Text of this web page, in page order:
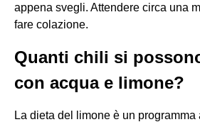
appena svegli. Attendere circa una
fare colazione.
Quanti chili si
con acqua e limone?
La dieta del limone è un